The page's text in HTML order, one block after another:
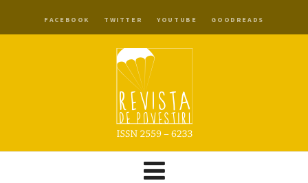
FACEBOOK TWITTER YOUTUBE GOODREADS